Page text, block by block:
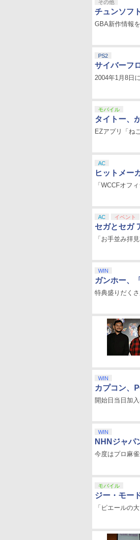
その他
チュンソフ
GBA新作情報
PS2
サイバーフ
2004年1月8日
モバイル
タイトー、
EZアプリ「ね
AC
ヒットメー
「WCCFオフ
AC イベント
セガとセガ
「お手並み拝
WIN
ガンホー、
特典盛りだく
WIN
カプコン、
開始日当日加
WIN
NHNジャパ
今度はプロ麻
モバイル
ジー・モー
「ピエールの